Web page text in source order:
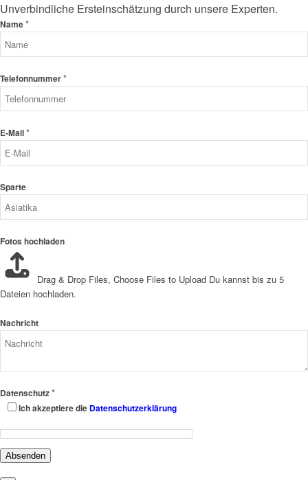
Unverbindliche Ersteinschätzung durch unsere Experten.
Name*
Telefonnummer*
E-Mail*
Sparte
Fotos hochladen
Drag & Drop Files, Choose Files to Upload Du kannst bis zu 5
Dateien hochladen.
Nachricht
Datenschutz*
Ich akzeptiere die Datenschutzerklärung
Absenden